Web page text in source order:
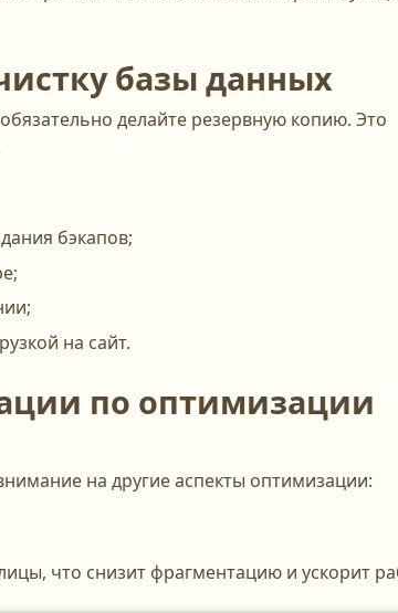
базы данных
делайте резервную копию. Это
бэкапов;
на сайт.
по оптимизации
на другие аспекты оптимизации:
что снизит фрагментацию и ускорит